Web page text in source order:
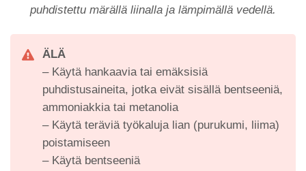
puhdistettu märällä liinalla ja lämpimällä vedellä.
ÄLÄ
– Käytä hankaavia tai emäksisiä
puhdistusaineita, jotka eivät sisällä bentseeniä,
ammoniakkia tai metanolia
– Käytä teräviä työkaluja lian (purukumi, liima)
poistamiseen
– Käytä bentseeniä